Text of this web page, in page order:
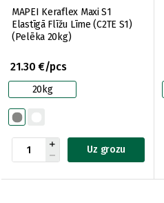
MAPEI Keraflex Maxi S1
Elastīgā Flīžu Līme (C2TE S1)
(Pelēka 20kg)
21.30 €/pcs
20kg
Uz grozu